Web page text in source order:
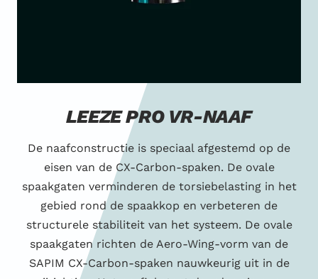
LEEZE PRO VR-NAAF
De naafconstructie is speciaal afgestemd op de
eisen van de CX-Carbon-spaken. De ovale
spaakgaten verminderen de torsiebelasting in het
gebied rond de spaakkop en verbeteren de
structurele stabiliteit van het systeem. De ovale
spaakgaten richten de Aero-Wing-vorm van de
SAPIM CX-Carbon-spaken nauwkeurig uit in de